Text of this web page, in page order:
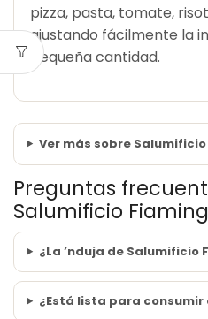
pizza, pasta, tomate,
ajustando fácilmente la
pequeña cantidad.
Ver más sobre
Preguntas
Salumificio
¿La ’nduja de Salumificio
¿Está lista para consumir